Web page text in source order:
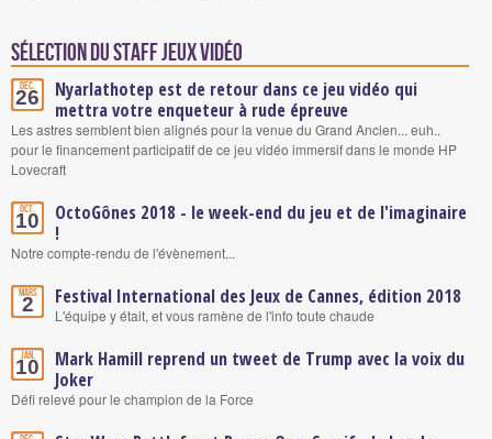
Sélection du staff Jeux vidéo
Déc.
26
Nyarlathotep est de retour dans ce jeu vidéo qui
mettra votre enqueteur à rude épreuve
Les astres semblent bien alignés pour la venue du Grand Ancien... euh..
pour le financement participatif de ce jeu vidéo immersif dans le monde HP
Lovecraft
Oct.
10
OctoGônes 2018 - le week-end du jeu et de l'imaginaire
!
Notre compte-rendu de l'évènement...
Mars
2 Festival International des Jeux de Cannes, édition 2018
L'équipe y était, et vous ramène de l'info toute chaude
Jan.
10
Mark Hamill reprend un tweet de Trump avec la voix du
Joker
Défi relevé pour le champion de la Force